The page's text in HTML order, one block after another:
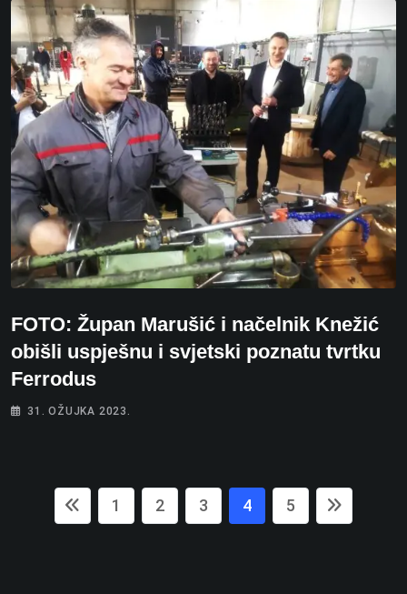
FOTO: Župan Marušić i načelnik Knežić
obišli uspješnu i svjetski poznatu tvrtku
Ferrodus
31. OŽUJKA 2023.
1 2 3 4 5